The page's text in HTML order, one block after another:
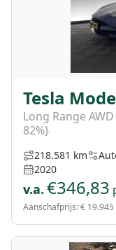
Tesla
Long Range
82%}
218.581 km
2020
v.a. €346,83
Aanschafprijs:€ 19.945